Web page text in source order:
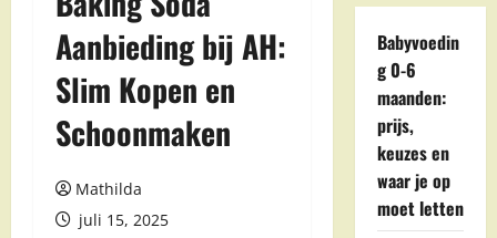
Aanbieding bij AH:
Slim Kopen en
Schoonmaken
Mathilda
juli 15, 2025
Babyvoedin
g 0-6
maanden:
prijs,
keuzes en
waar je op
moet letten